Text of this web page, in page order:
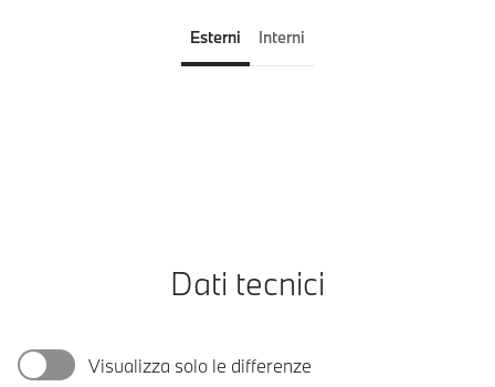
Esterni Interni
Dati tecnici
Visualizza solo le differenze